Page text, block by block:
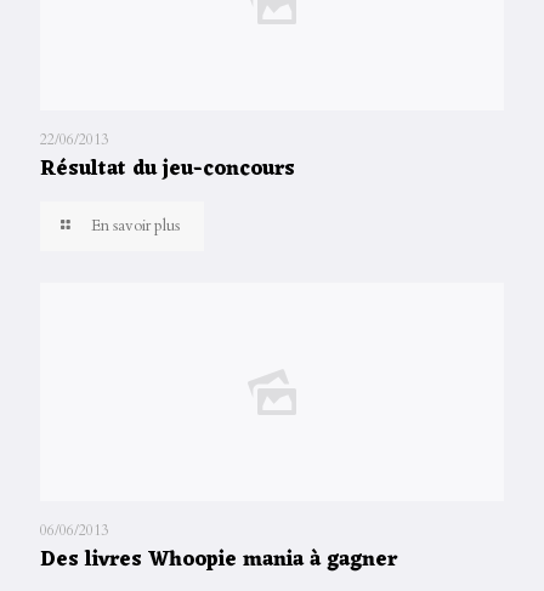
22/06/2013
Résultat du jeu-concours
En savoir plus
06/06/2013
Des livres Whoopie mania à gagner